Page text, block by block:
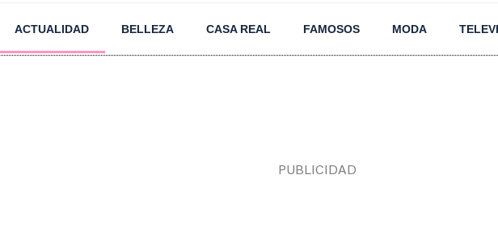
ACTUALIDAD BELLEZA CASA REAL FAMOSOS MODA